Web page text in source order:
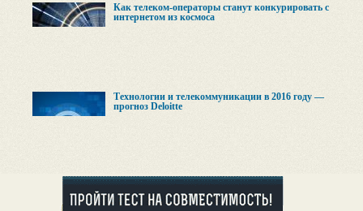
Как телеком-операторы станут конкурировать с
интернетом из космоса
Технологии и телекоммуникации в 2016 году —
прогноз Deloitte